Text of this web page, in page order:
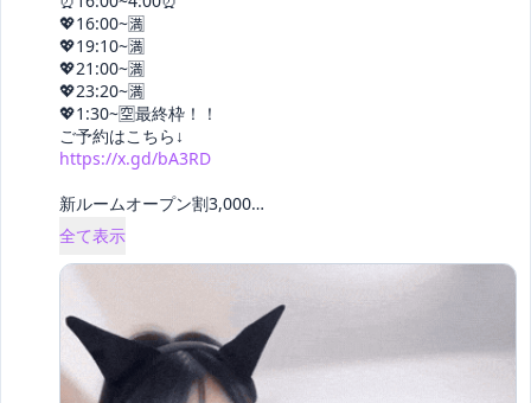
💖16:00~🈵
💖19:10~🈵
💖21:00~🈵
💖23:20~🈵
💖1:30~🈳最終枠！！
https://x.gd/bA3RD
新ルームオープン割3,000…
全て表示